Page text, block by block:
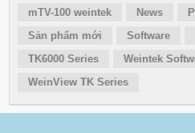
mTV-100 weintek
News
Sản phẩm mới
Software
TK6000 Series
Weintek
WeinView TK Series